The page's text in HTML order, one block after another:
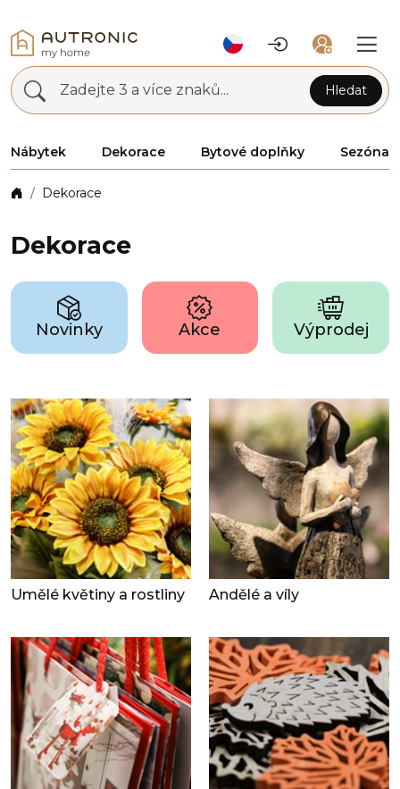
Zadejte 3 a více znaků... Hledat
Nábytek Dekorace Bytové doplňky Sezóna
Dekorace
Dekorace
Novinky Akce Výprodej
Umělé květiny a rostliny Andělé a víly